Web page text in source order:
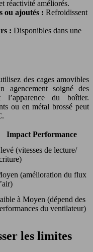
réactivité améliorés.
ou ajoutés : Refroidissent
: Disponibles dans une
des cages amovibles
agencement soigné des
l’apparence du boîtier.
ou en métal brossé peut
Impact Performance
(vitesses de lecture/
(amélioration du flux
à Moyen (dépend des
du ventilateur)
les limites